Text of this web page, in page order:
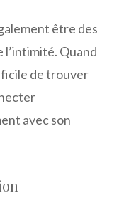
être des
Quand
de trouver
avec son